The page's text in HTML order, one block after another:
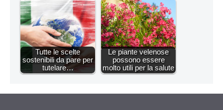
Tutte le scelte
sostenibili da pare per
tutelare…
Le piante velenose
possono essere
molto utili per la salute